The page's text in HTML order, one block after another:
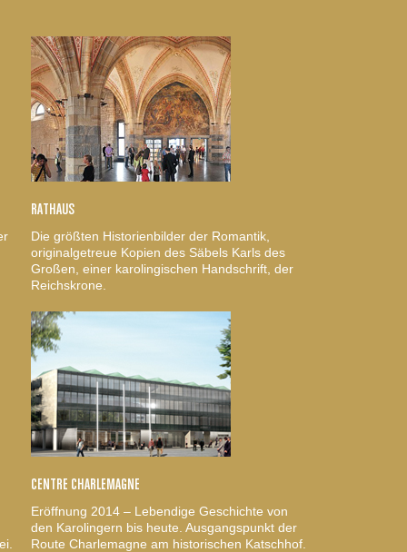
RATHAUS
Die größten Historienbilder der Romantik,
originalgetreue Kopien des Säbels Karls des
Großen, einer karolingischen Handschrift, der
Reichskrone.
CENTRE CHARLEMAGNE
Eröffnung 2014 – Lebendige Geschichte von
den Karolingern bis heute. Ausgangspunkt der
Route Charlemagne am historischen Katschhof.